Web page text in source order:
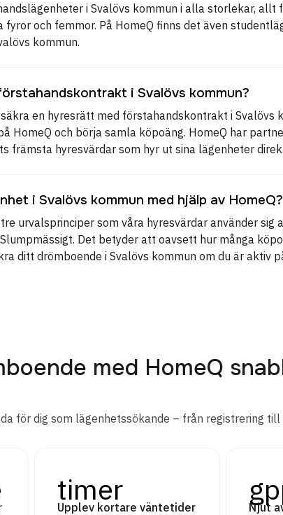
i Svalövs kommun i alla storlekar,
fyror och femmor. På HomeQ finns det även
kommun.
i Svalövs kommun?
en hyresrätt med förstahandskontrakt i Svalövs
HomeQ och börja samla köpoäng. HomeQ har
främsta hyresvärdar som hyr ut sina lägenheter
i Svalövs kommun med hjälp av HomeQ?
urvalsprinciper som våra hyresvärdar använder sig
Det betyder att oavsett hur många
ditt drömboende i Svalövs kommun om du är aktiv
med HomeQ
för dig som lägenhetssökande – från registrering
timer
Upplev kortare väntetider
Njut